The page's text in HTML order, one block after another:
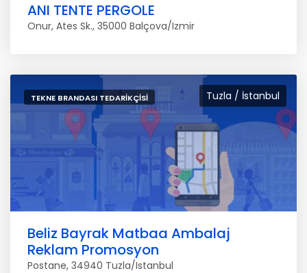
ANI TENTE PERGOLE
Onur, Ates Sk., 35000 Balçova/Izmir
Tuzla / İstanbul
TEKNE BRANDASI TEDARIKÇISI
Beliz Bayrak Matbaa Ambalaj
Reklam Promosyon
Postane, 34940 Tuzla/Istanbul